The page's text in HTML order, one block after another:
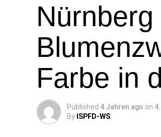
Farbe in
Published 4 Jahren ago on
By ISPFD-WS